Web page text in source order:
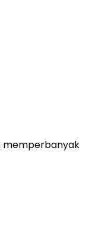
memperbanyak